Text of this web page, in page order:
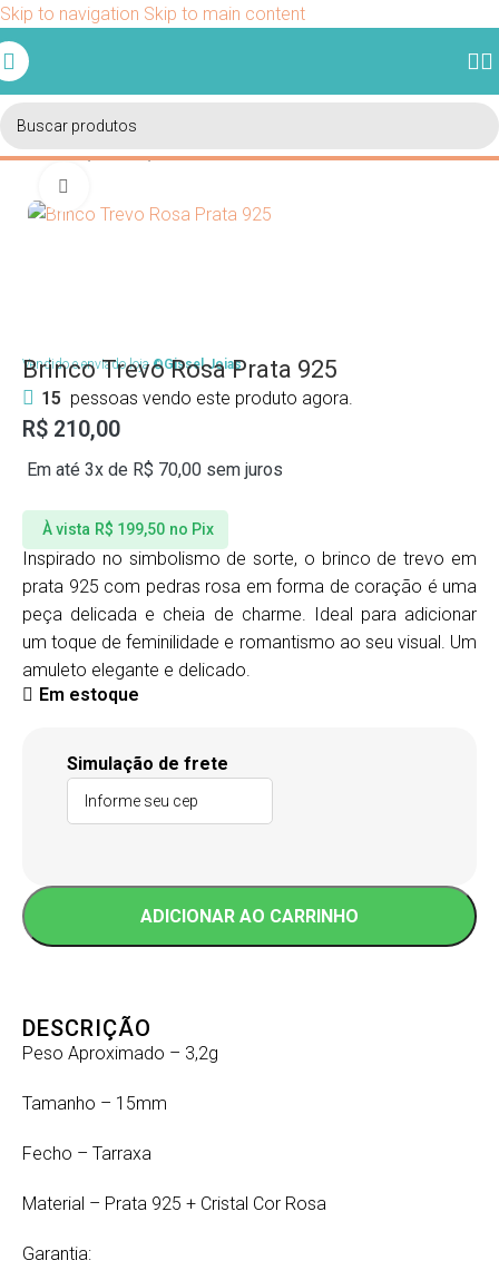
Skip to navigation Skip to main content
Início/Coleções/Coleção Encantos
Vendido e enviado loja©Gissel Joias
Brinco Trevo Rosa Prata 925
15 pessoas vendo este produto agora.
R$ 210,00
Em até 3x de R$ 70,00 sem juros
À vista R$ 199,50 no Pix
Inspirado no simbolismo de sorte, o brinco de trevo em
prata 925 com pedras rosa em forma de coração é uma
peça delicada e cheia de charme. Ideal para adicionar
um toque de feminilidade e romantismo ao seu visual. Um
amuleto elegante e delicado.
Em estoque
Simulação de frete
ADICIONAR AO CARRINHO
DESCRIÇÃO
Peso Aproximado – 3,2g
Tamanho – 15mm
Fecho – Tarraxa
Material – Prata 925 + Cristal Cor Rosa
Garantia: